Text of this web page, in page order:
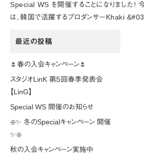
Special WS を開催することになりました!
は、韓国で活躍するプロダンサーKhaki
最近の投稿
🌷春の入会キャンペーン🌷
スタジオLinK 第５回春季発表会
【LinG】
Special WS 開催のお知らせ
❇️✨ 冬のSpecialキャンペーン 開催
✨❇️
秋の入会キャンペーン実施中